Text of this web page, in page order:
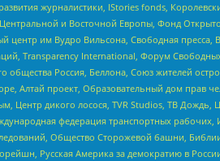
журналистики, IStories fonds,
и Восточной Европы, Фонд
им Вудро Вильсона, Свободная пресса,
Transparеncy International, Форум
общества Россия, Беллона, Союз жителей
Алтай проект, Образовательный дом прав
дикого лосося, TVR Studios, ТВ
федерация транспортных
Общество Сторожевой башни,
Русская Америка за демократию в